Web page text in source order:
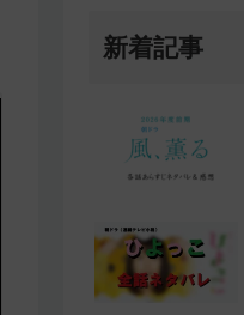
新着記事